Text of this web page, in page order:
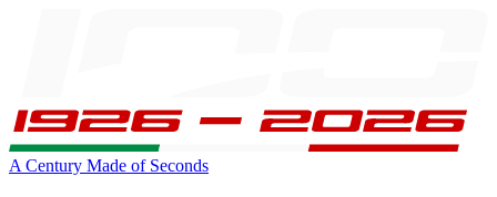
A Century Made of Seconds